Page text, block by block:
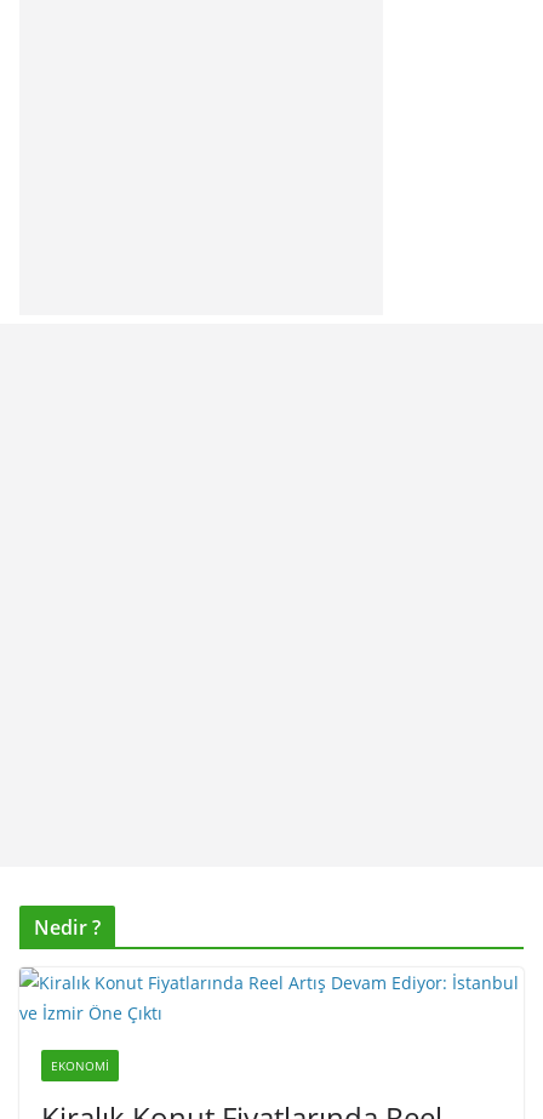
Nedir ?
EKONOMI